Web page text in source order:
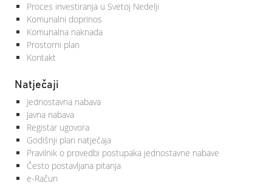
Proces investiranja u Svetoj Nedelji
Komunalni doprinos
Komunalna naknada
Prostorni plan
Kontakt
Natječaji
Jednostavna nabava
Javna nabava
Registar ugovora
Godišnji plan natječaja
Pravilnik o provedbi postupaka jednostavne nabave
Često postavljana pitanja
e-Račun